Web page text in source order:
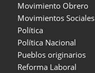
Movimiento Obrero
Movimientos Sociales
Política
Política Nacional
Pueblos originarios
Reforma Laboral